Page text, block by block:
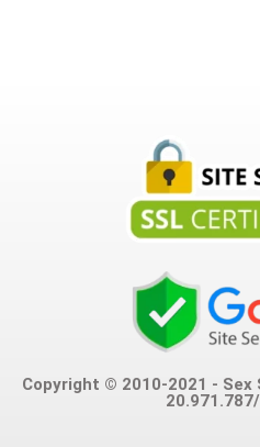
Copyright © 2010-2021 - Sex